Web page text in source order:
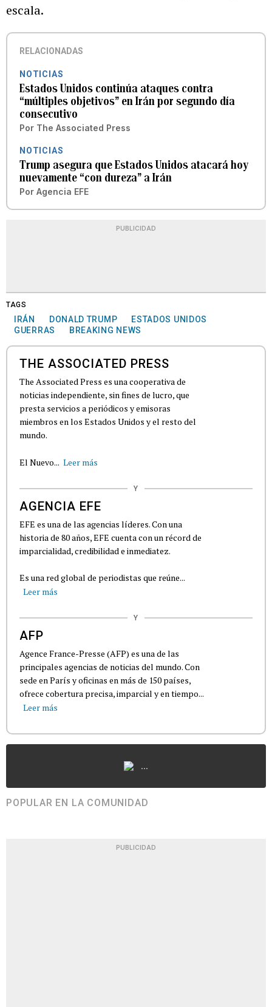
escala.
RELACIONADAS
NOTICIAS
Estados Unidos continúa ataques contra
“múltiples objetivos” en Irán por segundo día
consecutivo
Por The Associated Press
NOTICIAS
Trump asegura que Estados Unidos atacará hoy
nuevamente “con dureza” a Irán
Por Agencia EFE
PUBLICIDAD
TAGS
IRÁN DONALD TRUMP
ESTADOS UNIDOS
GUERRAS
BREAKING NEWS
THE ASSOCIATED PRESS
The Associated Press es una cooperativa de
noticias independiente, sin fines de lucro, que
presta servicios a periódicos y emisoras
miembros en los Estados Unidos y el resto del
mundo.
El Nuevo... Leer más
Y
AGENCIA EFE
EFE es una de las agencias líderes. Con una
historia de 80 años, EFE cuenta con un récord de
imparcialidad, credibilidad e inmediatez.
Es una red global de periodistas que reúne...
Leer más
Y
AFP
Agence France-Presse (AFP) es una de las
principales agencias de noticias del mundo. Con
sede en París y oficinas en más de 150 países,
ofrece cobertura precisa, imparcial y en tiempo...
Leer más
...
POPULAR EN LA COMUNIDAD
PUBLICIDAD